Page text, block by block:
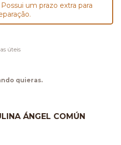
um prazo extra para
úteis
quieras.
ÁNGEL COMÚN